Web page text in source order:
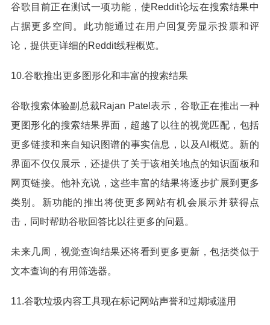
谷歌目前正在测试一项功能，使Reddit论坛在搜索结果中
占据更多空间。此功能通过在用户回复旁显示投票和评
论，提供更详细的Reddit线程概览。
10.谷歌推出更多图形化和丰富的搜索结果
谷歌搜索体验副总裁Rajan Patel表示，谷歌正在推出一种
更图形化的搜索结果界面，超越了以往的视觉匹配，包括
更多链接和来自知识图谱的事实信息，以及AI概览。新的
界面不仅仅展示，还提供了关于该相关地点的知识面板和
网页链接。他补充说，这些丰富的结果将逐步扩展到更多
类别。新功能的推出将使更多网站有机会展示并获得点
击，同时帮助谷歌回答比以往更多的问题。
未来几周，视觉查询结果还将看到更多更新，包括类似于
文本查询的有用筛选器。
11.谷歌垃圾内容工具现在标记网站声誉和过期域滥用